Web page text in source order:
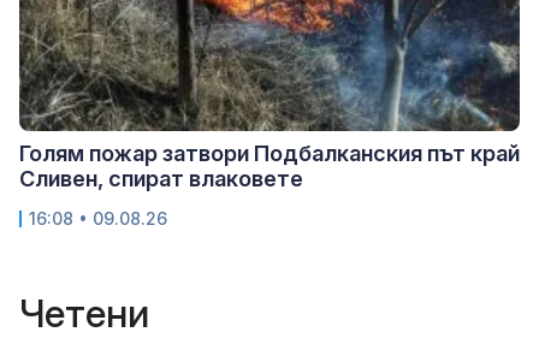
Голям пожар затвори Подбалканския път край
Сливен, спират влаковете
16:08 • 09.08.26
Четени